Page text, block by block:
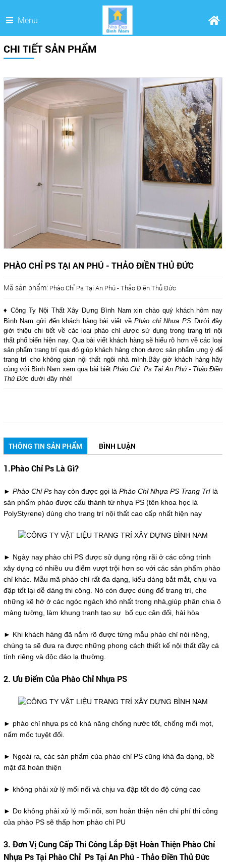
Menu
CHI TIẾT SẢN PHẨM
PHÀO CHỈ PS TẠI AN PHÚ - THẢO ĐIỀN THỦ ĐỨC
Mã sản phẩm: Phào Chỉ Ps Tại An Phú - Thảo Điền Thủ Đức
♦ Công Ty Nội Thất Xây Dựng Bình Nam xin chào quý khách hôm nay
Bình Nam gửi đến khách hàng bài viết vềPhào chỉ Nhựa PS Dưới đây
giới thiệu chi tiết về các loại phào chỉ được sử dụng trong trang trí nội
thất phổ biến hiện nay. Qua bài viết khách hàng sẽ hiểu rõ hơn về các loại
sản phẩm trang trí qua đó giúp khách hàng chọn được sản phẩm ưng ý để
trang trí cho không gian nội thất ngôi nhà mình.Bây giờ khách hàng hãy
cùng với Bình Nam xem qua bài biết Phào Chỉ Ps Tại An Phú - Thảo Điền
Thủ Đức dưới đây nhé!
THÔNG TIN SẢN PHẨM BÌNH LUẬN
1.Phào Chỉ Ps Là Gì?
► Phào Chỉ Ps hay còn được gọi làPhào Chỉ Nhựa PS Trang Trílà
sản phẩm phào được cấu thành từ nhựa PS (tên khoa học là
PolyStyrene) dùng cho trang trí nội thất cao cấp nhất hiện nay
► Ngày nay phào chỉ PS được sử dụng rộng rãi ở các công trình
xây dựng có nhiều ưu điểm vượt trội hơn so với các sản phẩm phào
chỉ khác. Mẫu mã phào chỉ rất đa dạng, kiểu dáng bắt mắt, chịu va
đập tốt lại dễ dàng thi công. Nó còn được dùng để trang trí, che
những kẽ hở ở các ngóc ngách khó nhất trong nhà,giúp phân chia ô
mảng tường, làm khung tranh tạo sự bố cục cân đối, hài hòa
► Khi khách hàng đã nắm rõ được từng mẫu phào chỉ nói riêng,
chúng ta sẽ đưa ra được những phong cách thiết kế nội thất đầy cá
tính riêng và độc đáo lạ thường.
2. Ưu Điểm Của Phào Chỉ Nhựa PS
► phào chỉ nhựa ps có khả năng chống nước tốt, chống mối mọt,
nấm mốc tuyệt đối.
► Ngoài ra, các sản phẩm của phào chỉ PS cũng khá đa dạng, bề
mặt đã hoàn thiện
► không phải xử lý mối nối và chịu va đập tốt do độ cứng cao
► Do không phải xử lý mối nối, sơn hoàn thiện nên chi phí thi công
của phào PS sẽ thấp hơn phào chỉ PU
3. Đơn Vị Cung Cấp Thi Công Lắp Đặt Hoàn Thiện Phào Chỉ
Nhựa Ps Tại Phào Chỉ Ps Tại An Phú - Thảo Điền Thủ Đức